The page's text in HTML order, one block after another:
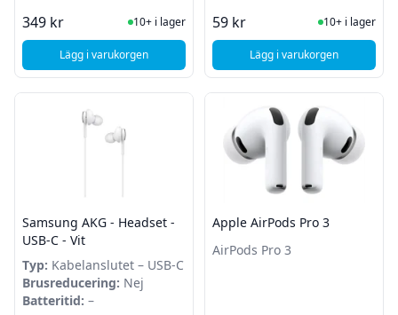
349 kr I Lager
10+ i lager
Lägg i varukorgen, Apple EarPods med Lightning-kontakt
59 kr I Lager
10+ i lager
Lägg i varukorgen, Dudao X10S - in-
Samsung AKG - Headset -
USB-C - Vit
Typ: Kabelanslutet – USB-C
Brusreducering: Nej
Batteritid: –
Apple AirPods Pro 3
AirPods Pro 3